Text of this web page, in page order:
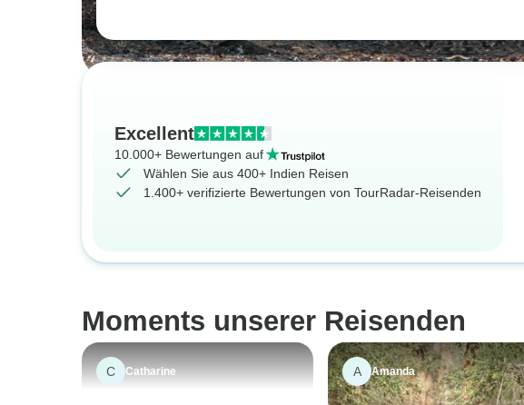
Excellent
10.000+ Bewertungen auf
Wählen Sie aus 400+ Indien Reisen
1.400+ verifizierte Bewertungen von TourRadar-Reisenden
Moments unserer Reisenden
C Catharine A Amanda